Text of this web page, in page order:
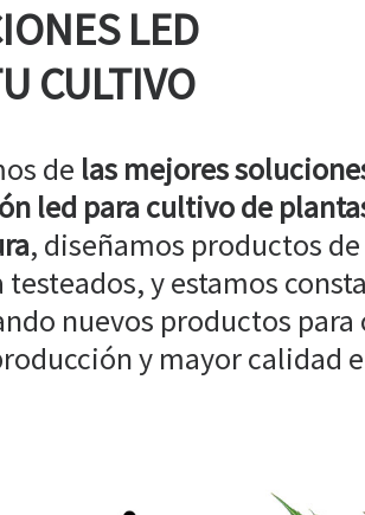
LED
CULTIVO
de las mejores
led para cultivo de
, diseñamos productos
testeados, y estamos
nuevos productos para
y mayor calidad